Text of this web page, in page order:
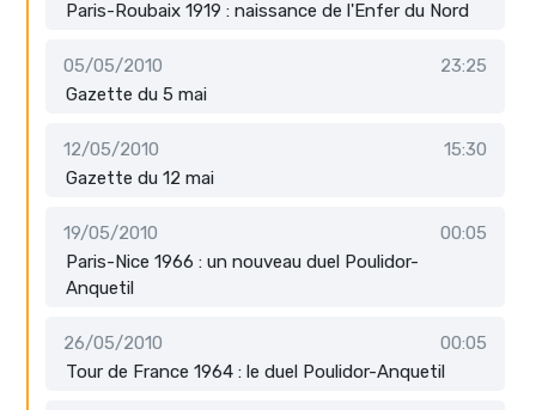
Paris-Roubaix 1919 : naissance de l'Enfer du Nord
05/05/2010
23:25
Gazette du 5 mai
12/05/2010
15:30
Gazette du 12 mai
19/05/2010
00:05
Paris-Nice 1966 : un nouveau duel Poulidor-
Anquetil
26/05/2010
00:05
Tour de France 1964 : le duel Poulidor-Anquetil